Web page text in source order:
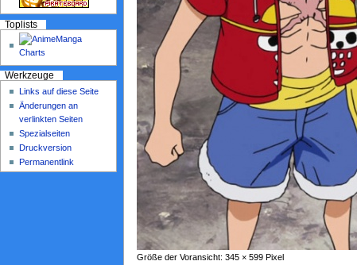
Größe der Voransicht: 345 × 599 Pixel
Toplists
Werkzeuge
Links auf diese Seite
Änderungen an
verlinkten Seiten
Spezialseiten
Druckversion
Permanentlink